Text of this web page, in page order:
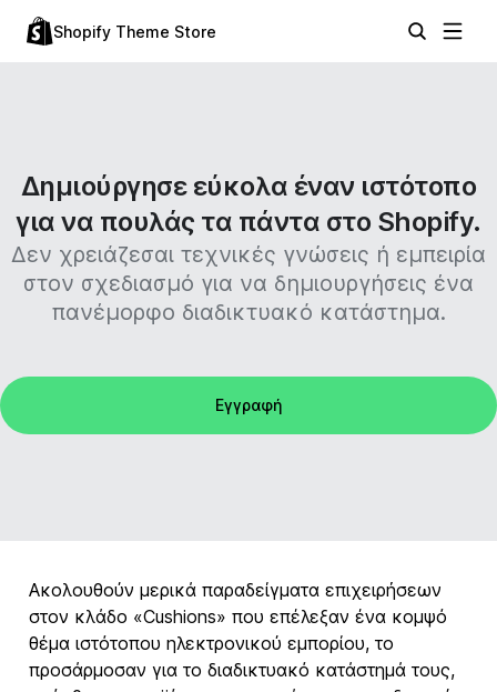
Shopify Theme Store
Δημιούργησε εύκολα έναν ιστότοπο
για να πουλάς τα πάντα στο Shopify.
Δεν χρειάζεσαι τεχνικές γνώσεις ή εμπειρία
στον σχεδιασμό για να δημιουργήσεις ένα
πανέμορφο διαδικτυακό κατάστημα.
Εγγραφή
Ακολουθούν μερικά παραδείγματα επιχειρήσεων
στον κλάδο «Cushions» που επέλεξαν ένα κομψό
θέμα ιστότοπου ηλεκτρονικού εμπορίου, το
προσάρμοσαν για το διαδικτυακό κατάστημά τους,